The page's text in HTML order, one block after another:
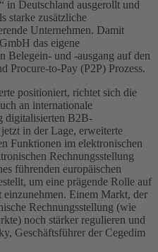
in Deutschland ausgerollt und
starke zusätzliche
Unternehmen. Damit
das eigene
Belegein- und -ausgang auf den
Procure-to-Pay (P2P) Prozess.
positioniert, richtet sich die
an internationale
digitalisierten B2B-
in der Lage, erweiterte
Funktionen im elektronischen
Rechnungsstellung
führenden europäischen
um eine prägende Rolle auf
einzunehmen. Einem Markt, der
Rechnungsstellung (wie
noch stärker regulieren und
Geschäftsführer der Cegedim